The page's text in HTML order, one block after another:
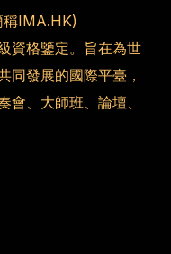
IMA.HK)
資格鑒定。旨在為世
同發展的國際平臺，
會、大師班、論壇、